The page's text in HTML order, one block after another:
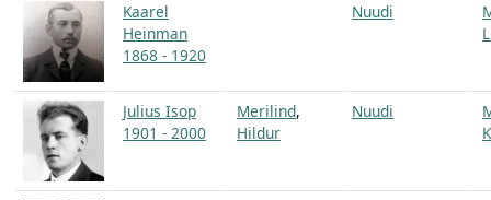
Kaarel
Heinman
1868 - 1920
Nuudi
Julius Isop
1901 - 2000
Merilind,
Hildur
Nuudi